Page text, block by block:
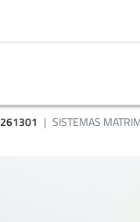
261301 SISTEMAS